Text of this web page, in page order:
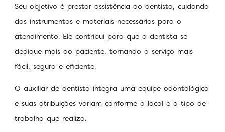
Seu objetivo é prestar assistência ao dentista, cuidando
dos instrumentos e materiais necessários para o
atendimento. Ele contribui para que o dentista se
dedique mais ao paciente, tornando o serviço mais
fácil, seguro e eficiente.
O auxiliar de dentista integra uma equipe odontológica
e suas atribuições variam conforme o local e o tipo de
trabalho que realiza.